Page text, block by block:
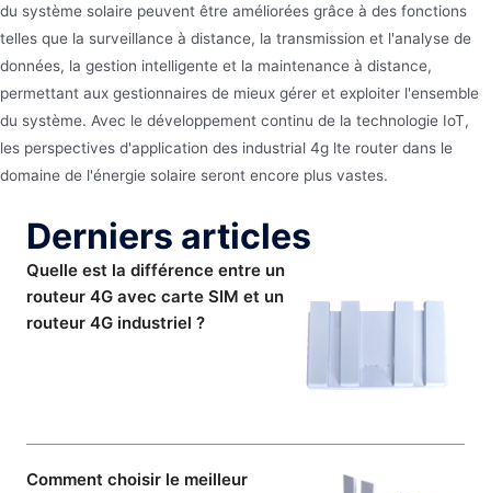
du système solaire peuvent être améliorées grâce à des fonctions
telles que la surveillance à distance, la transmission et l'analyse de
données, la gestion intelligente et la maintenance à distance,
permettant aux gestionnaires de mieux gérer et exploiter l'ensemble
du système. Avec le développement continu de la technologie IoT,
les perspectives d'application des industrial 4g lte router dans le
domaine de l'énergie solaire seront encore plus vastes.
Derniers articles
Quelle est la différence entre un
routeur 4G avec carte SIM et un
routeur 4G industriel ?
Comment choisir le meilleur